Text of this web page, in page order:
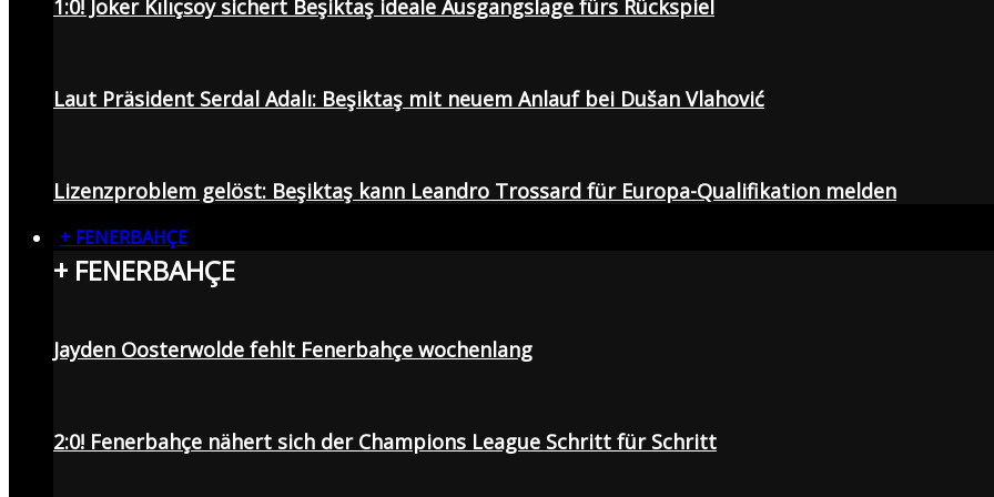
1:0! Joker Kılıçsoy sichert Beşiktaş ideale Ausgangslage fürs Rückspiel
Laut Präsident Serdal Adalı: Beşiktaş mit neuem Anlauf bei Dušan Vlahović
Lizenzproblem gelöst: Beşiktaş kann Leandro Trossard für Europa-Qualifikation melden
+ FENERBAHÇE
+ FENERBAHÇE
Jayden Oosterwolde fehlt Fenerbahçe wochenlang
2:0! Fenerbahçe nähert sich der Champions League Schritt für Schritt